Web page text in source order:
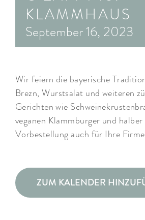
KLAMMHAUS
September 16, 2023
Wir feiern die bayerische
Brezn, Wurstsalat und weiteren
Gerichten wie
veganen Klammburger und
Vorbestellung auch für Ihre
ZUM KALENDER